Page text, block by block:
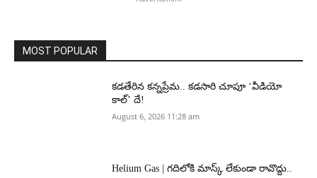
MOST POPULAR
కడతేరిన కన్నప్రేమ.. కడసారి చూపూ ‘వీడియో
కాల్’ దే!
August 6, 2026 11:28 am
Helium Gas | గదిలోకి మాస్క్ లేకుండా రావొద్దు..